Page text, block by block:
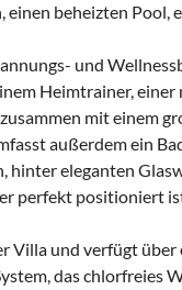
beheizten Pool,
und
Heimtrainer,
mit einem
außerdem ein
eleganten
perfekt positioniert
Villa und verfügt
das chlorfreies